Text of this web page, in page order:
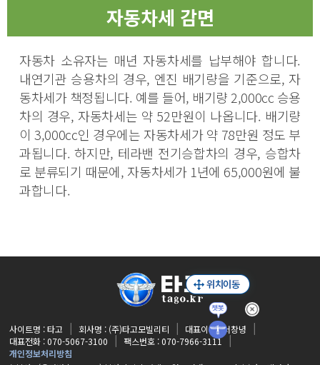
자동차세 감면
자동차 소유자는 매년 자동차세를 납부해야 합니다.
내연기관 승용차의 경우, 엔진 배기량을 기준으로, 자
동차세가 책정됩니다. 예를 들어, 배기량 2,000cc 승용
차의 경우, 자동차세는 약 52만원이 나옵니다. 배기량
이 3,000cc인 경우에는 자동차세가 약 78만원 정도 부
과됩니다. 하지만, 테라밴 전기승합차의 경우, 승합차
로 분류되기 때문에, 자동차세가 1년에 65,000원에 불
과합니다.
사이트명 : 타고 회사명 : (주)타고모빌리티
대표이사 : 서창녕
대표전화 : 070-5067-3100
팩스번호 : 070-7966-3111
개인정보처리방침